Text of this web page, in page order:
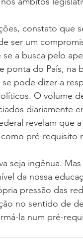
constato que
ser um
se a busca pelo
ponta do País, na
pode dizer a
O volume
diariamente
revelam que
pré-requisito
seja ingênua.
da nossa
pressão das
no sentido de
la num pré-